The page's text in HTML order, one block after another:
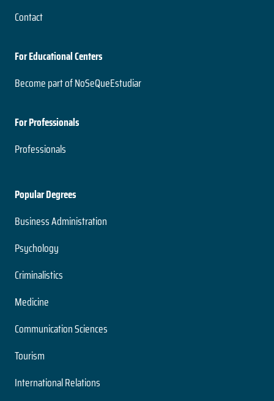
Contact
For Educational Centers
Become part of NoSeQueEstudiar
For Professionals
Professionals
Popular Degrees
Business Administration
Psychology
Criminalistics
Medicine
Communication Sciences
Tourism
International Relations